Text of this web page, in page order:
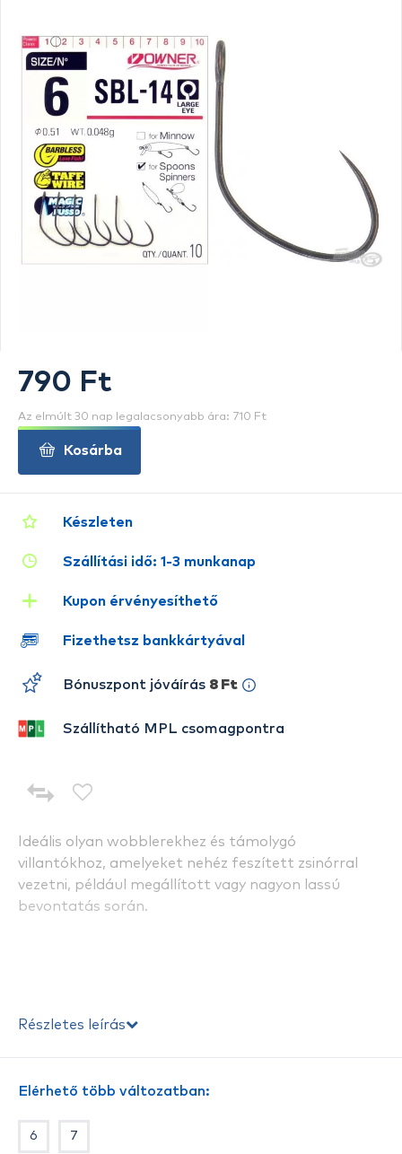
Ideális olyan wobblerekhez és támolygó
villantókhoz, amelyeket nehéz feszített zsinórral
vezetni, például megállított vagy nagyon lassú
bevontatás során.
Részletes leírás
Elérhető több változatban:
6 7
Készleten
Szállítási idő: 1-3 munkanap
Kupon érvényesíthető
Fizethetsz bankkártyával
Bónuszpont jóváírás 8 Ft
Szállítható MPL csomagpontra
790 Ft
Az elmúlt 30 nap legalacsonyabb ára: 710 Ft
Kosárba